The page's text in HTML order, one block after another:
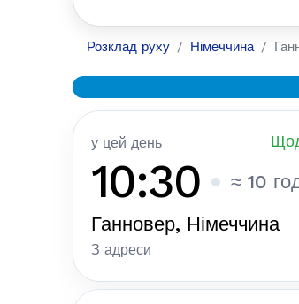
Розклад руху Німеччина
у цей день
10:30 ≈ 10
Ганновер, Німеччина
З адреси